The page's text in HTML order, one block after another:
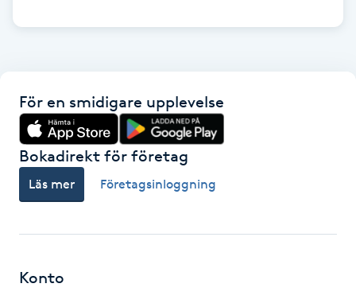
Gravidmassage
Gravidyoga
För en smidigare upplevelse
Bokadirekt för företag
Läs mer Företagsinloggning
Konto